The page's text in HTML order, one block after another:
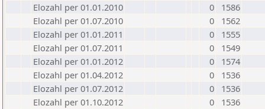
Elozahl per 01.01.2010
0
1586
Elozahl per 01.07.2010
0
1562
Elozahl per 01.01.2011
0
1555
Elozahl per 01.07.2011
0
1549
Elozahl per 01.01.2012
0
1574
Elozahl per 01.04.2012
0
1536
Elozahl per 01.07.2012
0
1536
Elozahl per 01.10.2012
0
1536